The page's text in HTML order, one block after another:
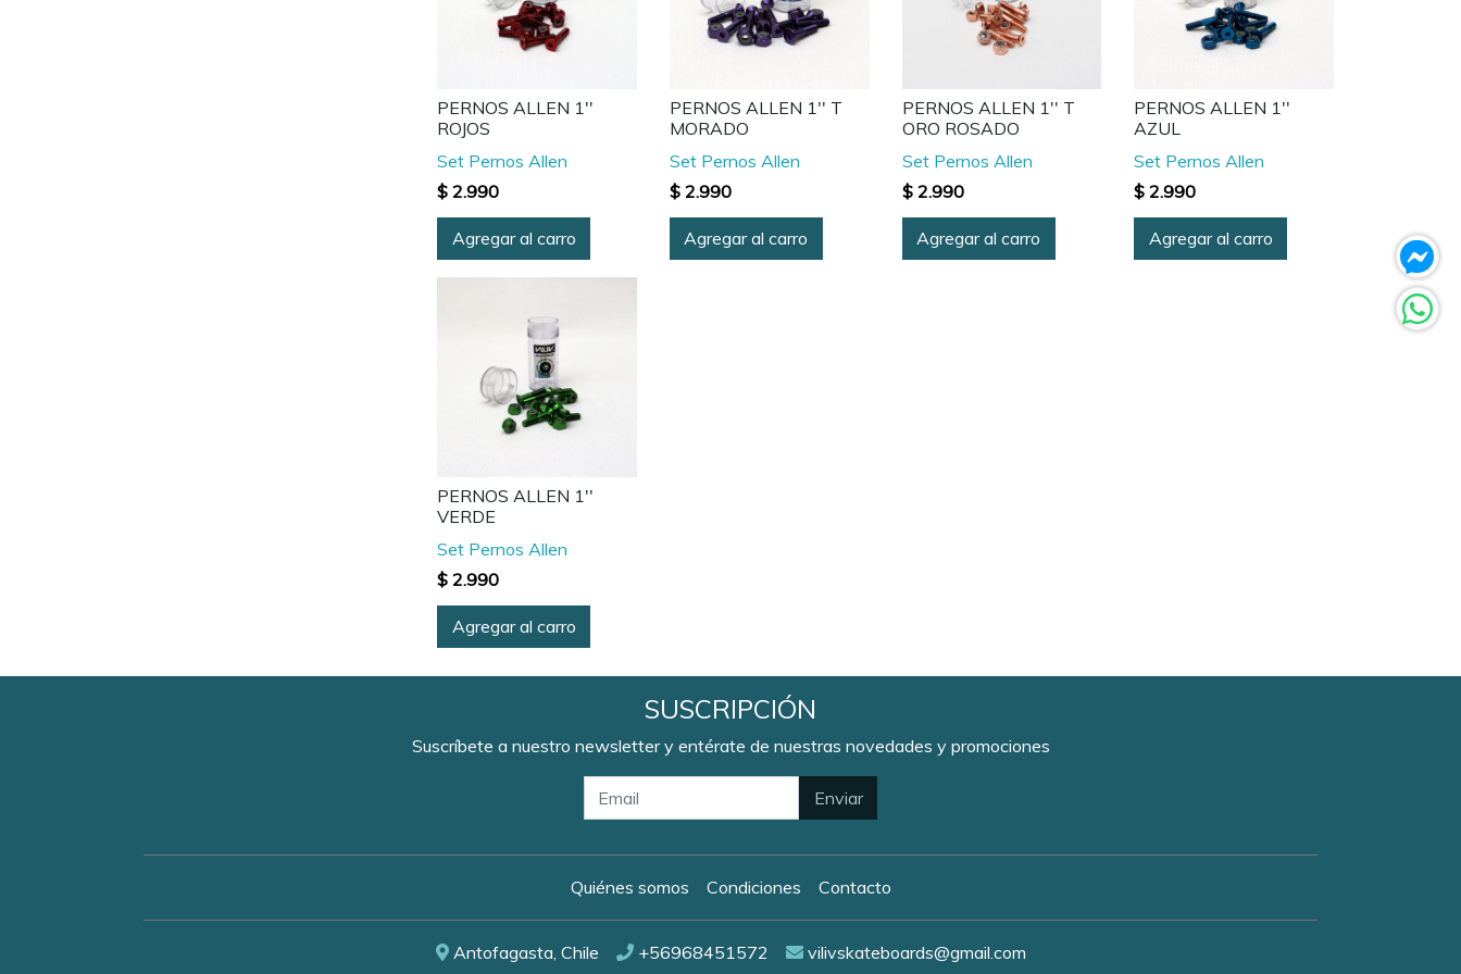
PERNOS ALLEN 1''
ROJOS
Set Pernos Allen
$ 2.990
Agregar al carro
PERNOS ALLEN 1'' T
MORADO
Set Pernos Allen
$ 2.990
Agregar al carro
PERNOS ALLEN 1'' T
ORO ROSADO
Set Pernos Allen
$ 2.990
Agregar al carro
PERNOS ALLEN 1''
AZUL
Set Pernos Allen
$ 2.990
Agregar al carro
PERNOS ALLEN 1''
VERDE
Set Pernos Allen
$ 2.990
Agregar al carro
SUSCRIPCIÓN
Suscríbete a nuestro newsletter y entérate de nuestras novedades y promociones
Enviar
Quiénes somos Condiciones Contacto
Antofagasta, Chile +56968451572 vilivskateboards@gmail.com